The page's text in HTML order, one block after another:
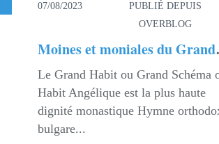
07/08/2023
PUBLIÉ DEPUIS
OVERBLOG
Le Grand Habit ou Grand Schéma
Habit Angélique est la plus haute
dignité monastique Hymne
bulgare...